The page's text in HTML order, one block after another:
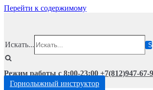
Перейти к содержимому
Искать...
Режим работы с 8:00-23:00 +7(812)947-67-
Горнолыжный инструктор